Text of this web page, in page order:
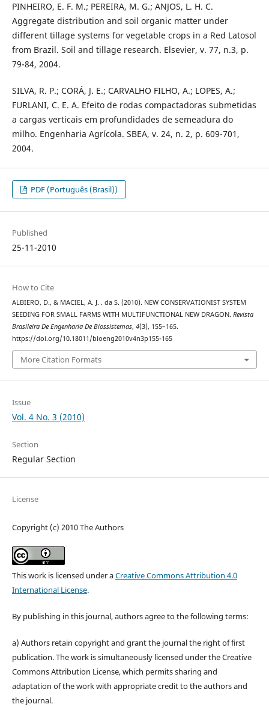
PINHEIRO, E. F. M.; PEREIRA, M. G.; ANJOS, L. H. C.
Aggregate distribution and soil organic matter under
different tillage systems for vegetable crops in a Red Latosol
from Brazil. Soil and tillage research. Elsevier, v. 77, n.3, p.
79-84, 2004.
SILVA, R. P.; CORÁ, J. E.; CARVALHO FILHO, A.; LOPES, A.;
FURLANI, C. E. A. Efeito de rodas compactadoras submetidas
a cargas verticais em profundidades de semeadura do
milho. Engenharia Agrícola. SBEA, v. 24, n. 2, p. 609-701,
2004.
PDF (Português (Brasil))
Published
25-11-2010
How to Cite
ALBIERO, D., & MACIEL, A. J. . da S. (2010). NEW CONSERVATIONIST SYSTEM
SEEDING FOR SMALL FARMS WITH MULTIFUNCTIONAL NEW DRAGON. Revista
Brasileira De Engenharia De Biossistemas, 4(3), 155–165.
https://doi.org/10.18011/bioeng2010v4n3p155-165
More Citation Formats
Issue
Vol. 4 No. 3 (2010)
Section
Regular Section
License
Copyright (c) 2010 The Authors
This work is licensed under aCreative Commons Attribution 4.0
International License.
By publishing in this journal, authors agree to the following terms:
a) Authors retain copyright and grant the journal the right of first
publication. The work is simultaneously licensed under the Creative
Commons Attribution License, which permits sharing and
adaptation of the work with appropriate credit to the authors and
the journal.